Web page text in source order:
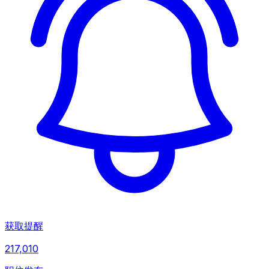
获取提醒
217,010